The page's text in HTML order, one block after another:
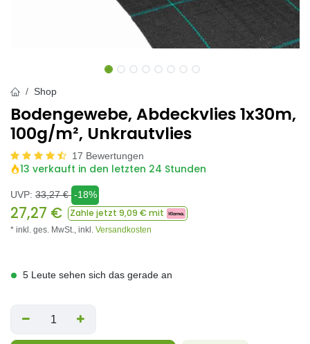
Shop
Bodengewebe, Abdeckvlies 1x30m,
100g/m², Unkrautvlies
17 Bewertungen
13 verkauft in den letzten 24 Stunden
UVP: 33,27€ -18%
27,27 € Zahle jetzt 9,09 € mit
* inkl. ges. MwSt., inkl. Versandkosten
5 Leute sehen sich das gerade an